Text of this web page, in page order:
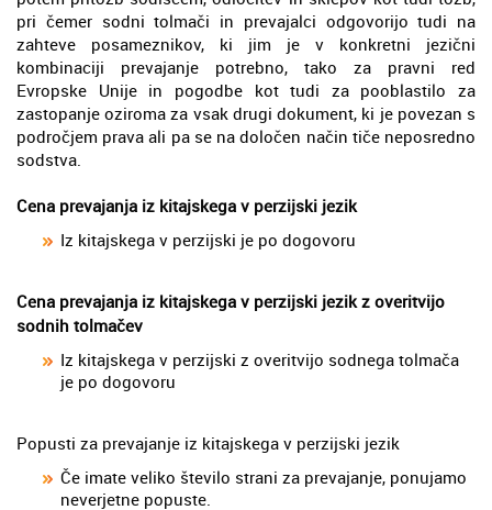
pri čemer sodni tolmači in prevajalci odgovorijo tudi na
zahteve posameznikov, ki jim je v konkretni jezični
kombinaciji prevajanje potrebno, tako za pravni red
Evropske Unije in pogodbe kot tudi za pooblastilo za
zastopanje oziroma za vsak drugi dokument, ki je povezan s
področjem prava ali pa se na določen način tiče neposredno
sodstva.
Cena prevajanja iz kitajskega v perzijski jezik
Iz kitajskega v perzijski je po dogovoru
Cena prevajanja iz kitajskega v perzijski jezik z overitvijo
sodnih tolmačev
Iz kitajskega v perzijski z overitvijo sodnega tolmača
je po dogovoru
Popusti za prevajanje iz kitajskega v perzijski jezik
Če imate veliko število strani za prevajanje, ponujamo
neverjetne popuste.